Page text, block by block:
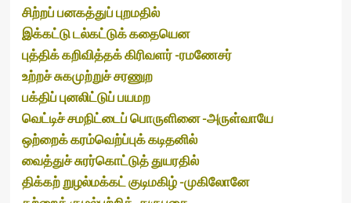
சிற்றப் பனகத்துப் புறமதில்
இக்கட்டு டல்கட்டுக் கதையென
புத்திக் கறிவித்தக் கிரிவளர் -ரமணேசர்
உற்றச் சுகமுற்றுச் சரணுற
பக்திப் புனலிட்டுப் பயமற
வெட்டிச் சமநிட்டைப் பொருளினை -அருள்வாயே
ஒற்றைக் கரம்வெற்ப்புக் கடிதனில்
வைத்துச் சுரர்கொட்டுத் துயரதில்
திக்கற் றுழல்மக்கட் குடிமகிழ் -முகிலோனே